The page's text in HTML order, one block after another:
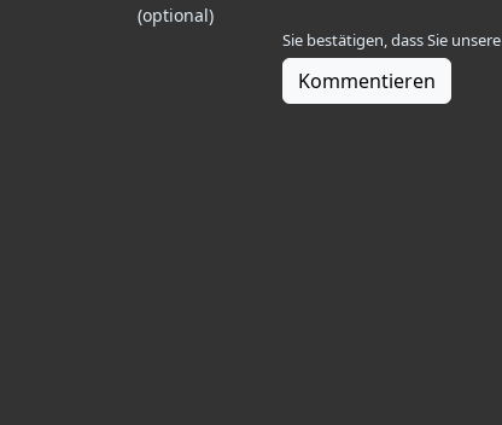
(optional)
Sie bestätigen, dass Sie unsere
Kommentieren